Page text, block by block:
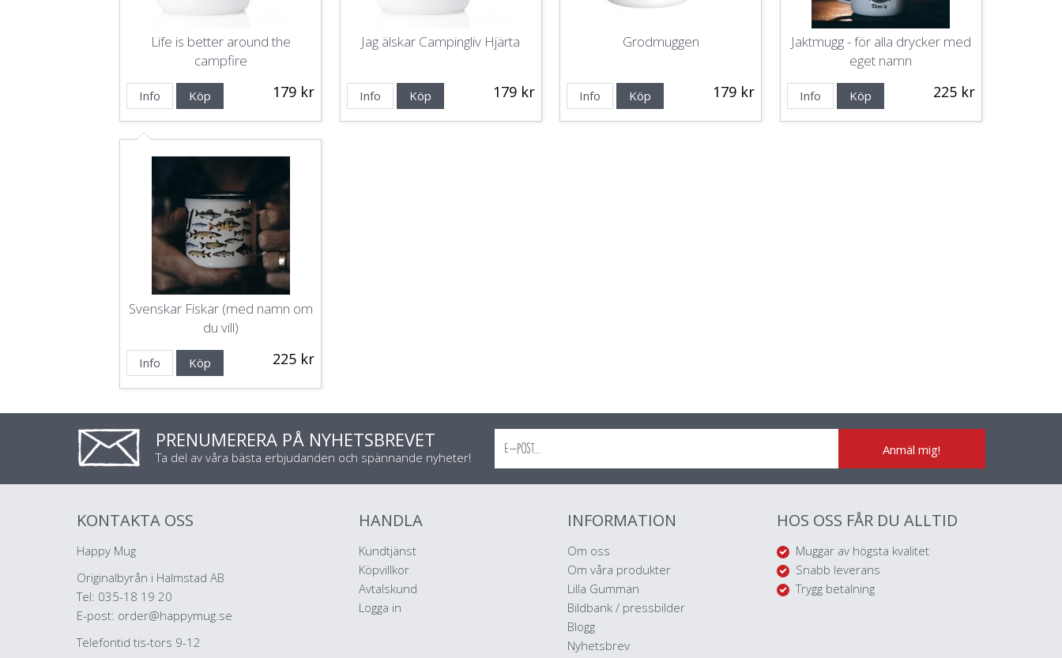
Life is better around the
campfire
179 kr
Info Köp
Jag älskar Campingliv Hjärta
179 kr
Info Köp
Grodmuggen
179 kr
Info Köp
Jaktmugg - för alla drycker med
eget namn
225 kr
Info Köp
Svenskar Fiskar (med namn om
du vill)
225 kr
Info Köp
PRENUMERERA PÅ NYHETSBREVET
Ta del av våra bästa erbjudanden och spännande nyheter! Anmäl mig!
KONTAKTA OSS
Happy Mug
Originalbyrån i Halmstad AB
Tel: 035-18 19 20
E-post: order@happymug.se
Telefontid tis-tors 9-12
HANDLA
Kundtjänst
Köpvillkor
Avtalskund
Logga in
INFORMATION
Om oss
Om våra produkter
Lilla Gumman
Bildbank / pressbilder
Blogg
Nyhetsbrev
HOS OSS FÅR DU ALLTID
Muggar av högsta kvalitet
Snabb leverans
Trygg betalning